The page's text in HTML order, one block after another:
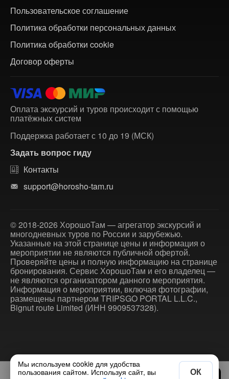
Пользовательское соглашение
Политика обработки персональных данных
Политика обработки cookie
Договор оферты
Оплата экскурсий и туров происходит с помощью
платёжных систем
Поддержка работает с 10 до 19 (МСК)
Задать вопрос гиду
Контакты
support@horosho-tam.ru
© 2018-2026 ХорошоТам — агрегатор экскурсий и
многодневных туров по России и зарубежью.
Указанные на этой странице цены и информация о
мероприятии не являются публичной офертой.
Проверяйте цены и полную информацию на странице
бронирования. Сервис ХорошоТам и его владелец —
не являются организатором данного мероприятия.
Информация о мероприятии, включая фотографии,
размещены партнером TRIPSGO PORTAL L.L.C.,
Bignut route Limited (ИНН 9909537328).
Мы используем cookie для удобства
пользования сайтом. Используя сайт, вы
ОК